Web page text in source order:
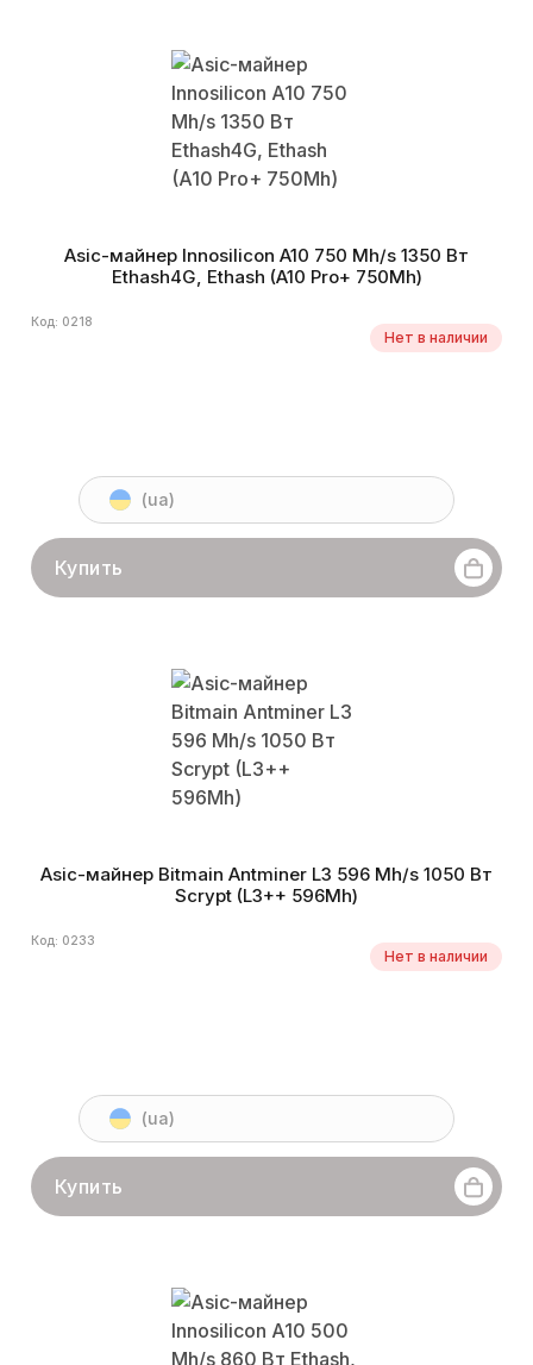
Asic-майнер Innosilicon A10 750 Mh/s 1350 Вт
Ethash4G, Ethash (A10 Pro+ 750Mh)
Код: 0218
Нет в наличии
(ua)
Купить
Asic-майнер Bitmain Antminer L3 596 Mh/s 1050 Вт
Scrypt (L3++ 596Mh)
Код: 0233
Нет в наличии
(ua)
Купить